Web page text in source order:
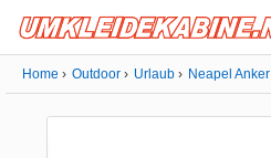
Home Outdoor Urlaub Neapel Anker